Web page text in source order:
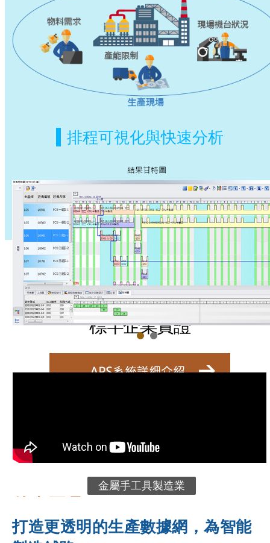
排程可視化與快速分析
應用系統管理的效益看得到！
標竿企業實證
伯鑫工具
金屬手工具製造業
打造更透明的生產數據網，為智能